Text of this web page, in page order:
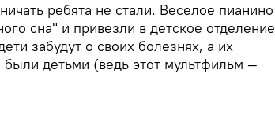
ребята не стали. Веселое пианино
сна" и привезли в детское отделение
забудут о своих болезнях, а их
были детьми (ведь этот мультфильм —